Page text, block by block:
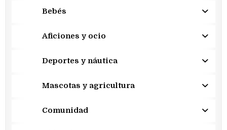
Bebés
Aficiones y ocio
Deportes y náutica
Mascotas y agricultura
Comunidad